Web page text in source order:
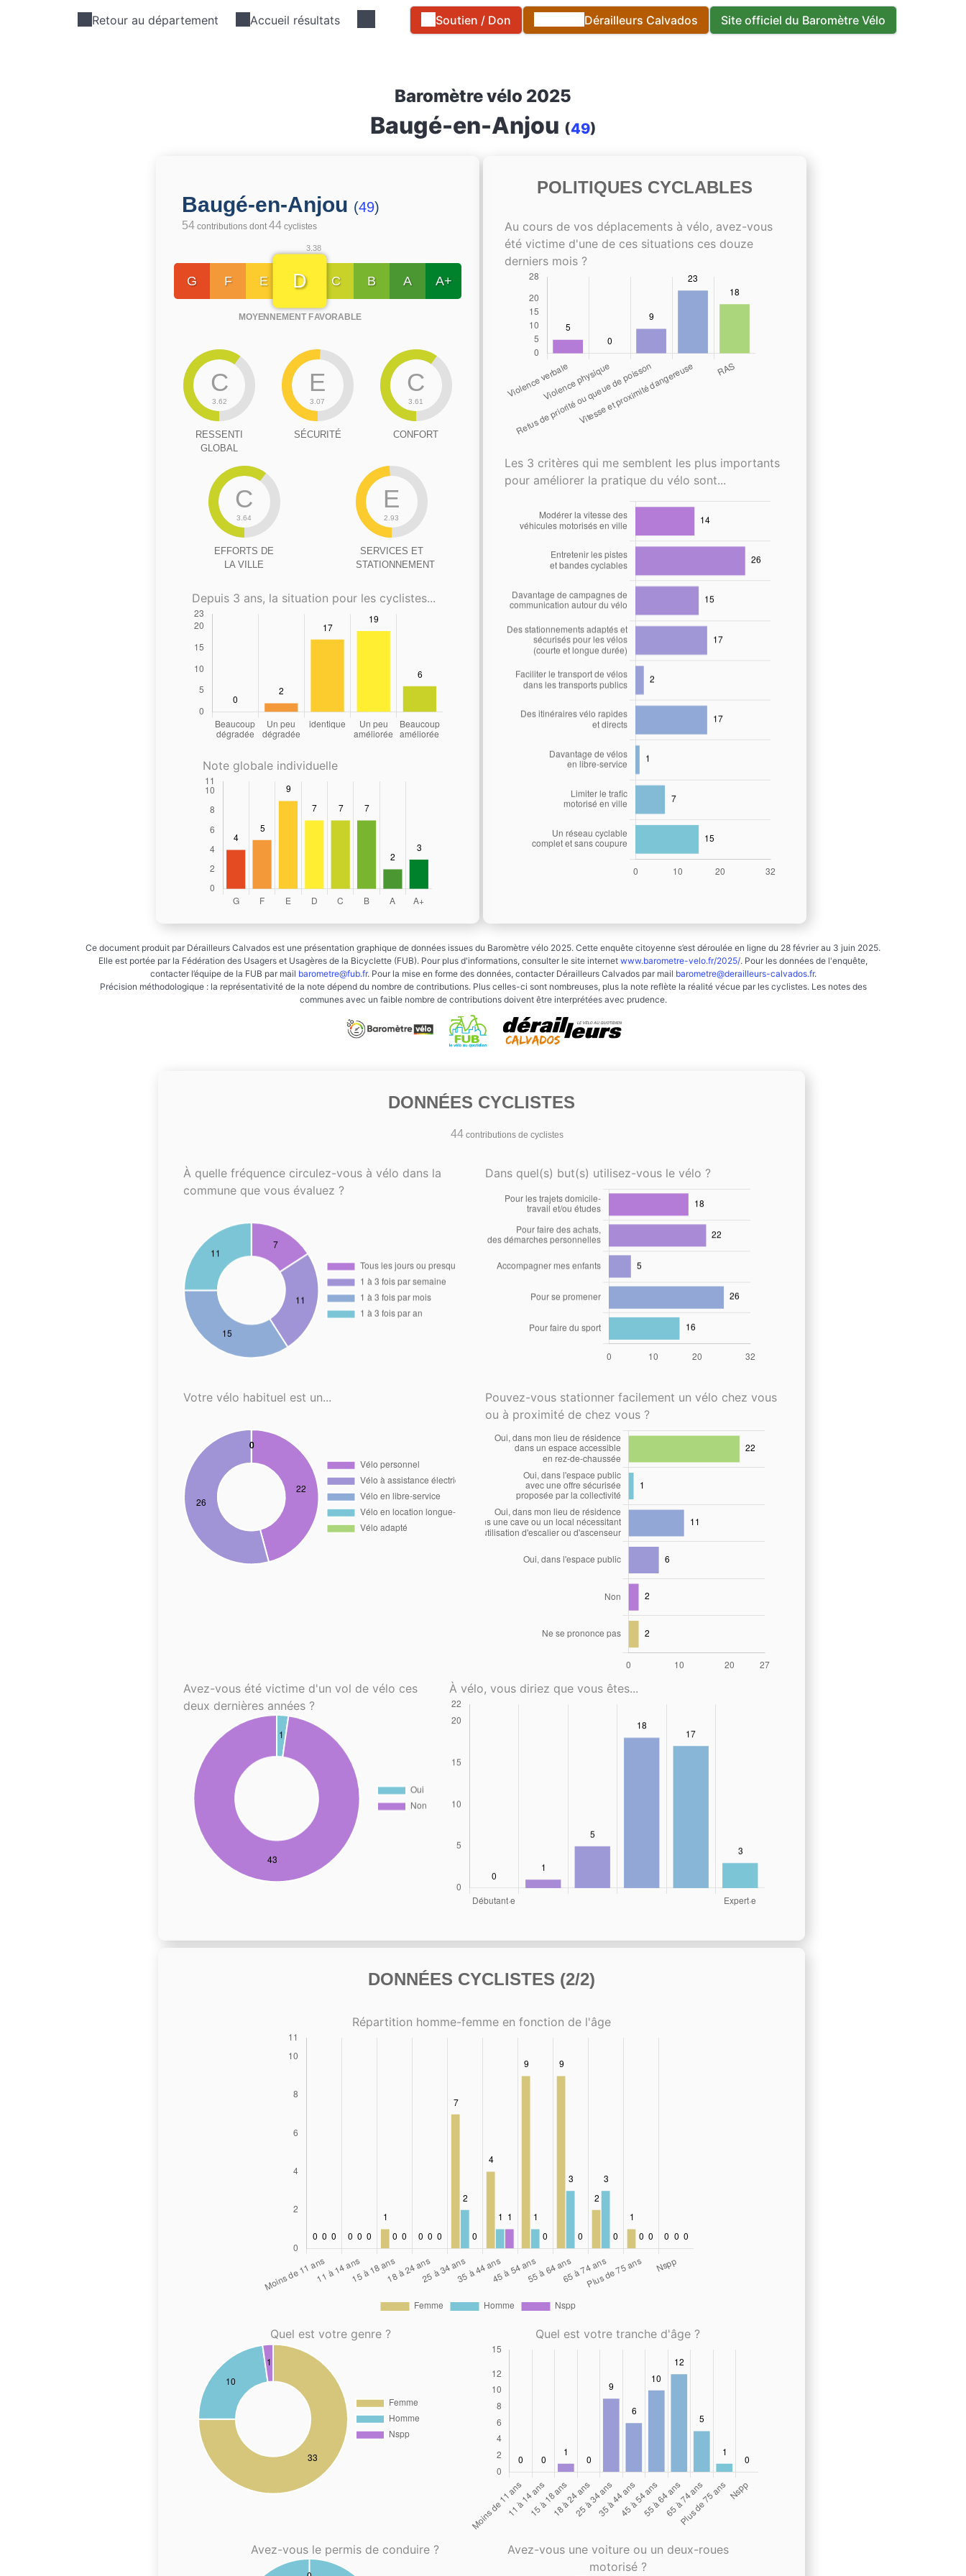
Retour au département Accueil résultats Soutien / Don Dérailleurs Calvados Site officiel du Baromètre Vélo
Baromètre vélo 2025
Baugé-en-Anjou (49)
Baugé-en-Anjou (49)
54 contributions dont44 cyclistes
G F E
3.38
D
MOYENNEMENT FAVORABLE
C B A A+
C
3.62
RESSENTI
GLOBAL
E
3.07
SÉCURITÉ
C
3.61
CONFORT
C
3.64
EFFORTS DE
LA VILLE
E
2.93
SERVICES ET
STATIONNEMENT
Depuis 3 ans, la situation pour les cyclistes...
Note globale individuelle
POLITIQUES CYCLABLES
Au cours de vos déplacements à vélo, avez-vous
été victime d'une de ces situations ces douze
derniers mois ?
Les 3 critères qui me semblent les plus importants
pour améliorer la pratique du vélo sont...
Ce document produit par Dérailleurs Calvados est une présentation graphique de données issues du Baromètre vélo 2025. Cette enquête citoyenne s’est déroulée en ligne du 28 février au 3 juin 2025.
Elle est portée par la Fédération des Usagers et Usagères de la Bicyclette (FUB). Pour plus d'informations, consulter le site internet www.barometre-velo.fr/2025/. Pour les données de l'enquête,
contacter l’équipe de la FUB par mail barometre@fub.fr. Pour la mise en forme des données, contacter Dérailleurs Calvados par mail barometre@derailleurs-calvados.fr.
Précision méthodologique : la représentativité de la note dépend du nombre de contributions. Plus celles-ci sont nombreuses, plus la note reflète la réalité vécue par les cyclistes. Les notes des
communes avec un faible nombre de contributions doivent être interprétées avec prudence.
DONNÉES CYCLISTES
44 contributions de cyclistes
À quelle fréquence circulez-vous à vélo dans la
commune que vous évaluez ?
Dans quel(s) but(s) utilisez-vous le vélo ?
Votre vélo habituel est un...
Pouvez-vous stationner facilement un vélo chez vous
ou à proximité de chez vous ?
Avez-vous été victime d'un vol de vélo ces
deux dernières années ?
À vélo, vous diriez que vous êtes...
DONNÉES CYCLISTES (2/2)
Répartition homme-femme en fonction de l'âge
Quel est votre genre ? Quel est votre tranche d'âge ?
Avez-vous le permis de conduire ?
Avez-vous une voiture ou un deux-roues
motorisé ?